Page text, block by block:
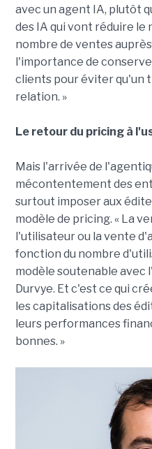
avec un agent IA, plutôt
des IA qui vont réduire le
nombre de ventes
l'importance de
clients pour éviter qu'un
relation. »
Le retour du pricing à
Mais l'arrivée de
mécontentement des
surtout imposer aux
modèle de pricing. « La
l'utilisateur ou la vente
fonction du nombre
modèle soutenable avec
Durvye. Et c'est ce qui
les capitalisations des
leurs performances
bonnes. »